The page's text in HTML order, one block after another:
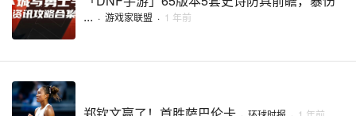
... · 游戏家联盟 · 1 年前